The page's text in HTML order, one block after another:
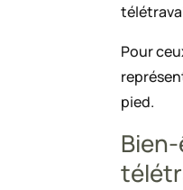
Pour
pied.